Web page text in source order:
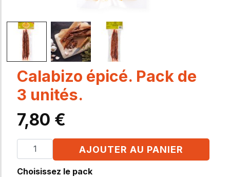
Calabizo épicé. Pack de
3 unités.
7,80 €
AJOUTER AU PANIER
Choisissez le pack